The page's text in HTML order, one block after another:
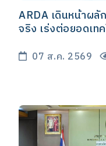
ARDA เดินหน้าผลั
จริง เร่งต่อยอดเท
07 ส.ค. 2569